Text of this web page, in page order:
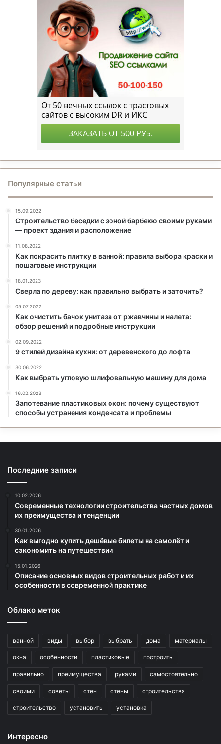
Популярные статьи
15.09.2022
Строительство беседки с зоной барбекю своими руками
— проект здания и расположение
11.08.2022
Как покрасить плитку в ванной: правила выбора краски и
пошаговые инструкции
18.01.2023
Сверла по дереву: как правильно выбрать и заточить?
05.07.2022
Как очистить бачок унитаза от ржавчины и налета:
обзор решений и подробные инструкции
02.09.2022
9 стилей дизайна кухни: от деревенского до лофта
30.06.2022
Как выбрать угловую шлифовальную машину для дома
16.02.2023
Запотевание пластиковых окон: почему существуют
способы устранения конденсата и проблемы
Последние записи
10.02.2026
Современные технологии строительства частных домов
их преимущества и тенденции
30.01.2026
Как выгодно купить дешёвые билеты на самолёт и
сэкономить на путешествии
15.01.2026
Описание основных видов строительных работ и их
особенности в современной практике
Облако меток
ванной виды выбор выбрать дома материалы
окна особенности пластиковые построить
правильно преимущества руками самостоятельно
своими советы стен стены строительства
строительство установить установка
Интересно